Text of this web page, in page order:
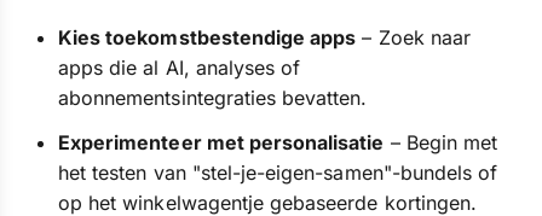
Kies toekomstbestendige apps – Zoek naar
apps die al AI, analyses of
abonnementsintegraties bevatten.
Experimenteer met personalisatie – Begin met
het testen van "stel-je-eigen-samen"-bundels of
op het winkelwagentje gebaseerde kortingen.